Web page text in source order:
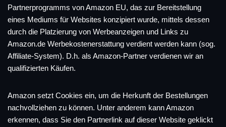
Partnerprogramms von Amazon EU, das zur Bereitstellung
eines Mediums für Websites konzipiert wurde, mittels dessen
durch die Platzierung von Werbeanzeigen und Links zu
Amazon.de Werbekostenerstattung verdient werden kann (sog.
Affiliate-System). D.h. als Amazon-Partner verdienen wir an
qualifizierten Käufen.
Amazon setzt Cookies ein, um die Herkunft der Bestellungen
nachvollziehen zu können. Unter anderem kann Amazon
erkennen, dass Sie den Partnerlink auf dieser Website geklickt